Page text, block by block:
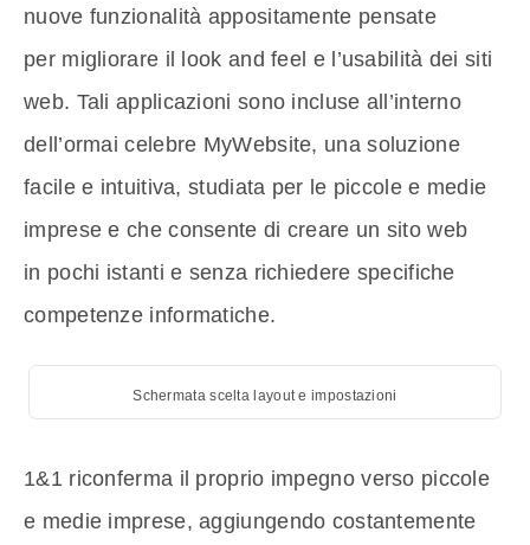
nuove funzionalità appositamente pensate
per migliorare il look and feel e l’usabilità dei siti
web. Tali applicazioni sono incluse all’interno
dell’ormai celebre MyWebsite, una soluzione
facile e intuitiva, studiata per le piccole e medie
imprese e che consente di creare un sito web
in pochi istanti e senza richiedere specifiche
competenze informatiche.
Schermata scelta layout e impostazioni
1&1 riconferma il proprio impegno verso piccole
e medie imprese, aggiungendo costantemente